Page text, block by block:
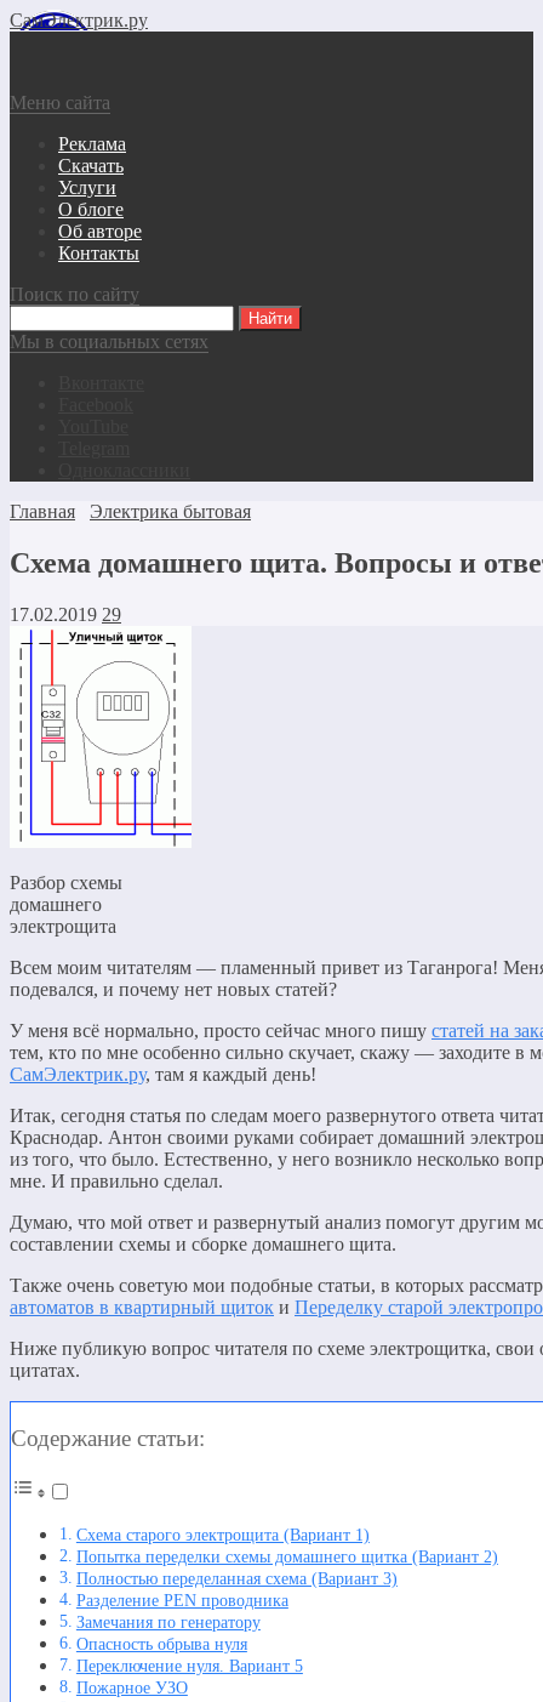
СамЭлектрик.ру
Меню сайта
Реклама
Скачать
Услуги
О блоге
Об авторе
Контакты
Поиск по сайту
Мы в социальных сетях
Главная
Электрика бытовая
Схема домашнего щита. Вопросы и
17.02.2019 29
Разбор схемы
домашнего
электрощита
Всем моим читателям — пламенный привет из Таганрога!
подевался, и почему нет новых статей?
У меня всё нормально, просто сейчас много пишу статей на
тем, кто по мне особенно сильно скучает, скажу — заходите в
СамЭлектрик.ру, там я каждый день!
Итак, сегодня статья по следам моего развернутого ответа
Краснодар. Антон своими руками собирает домашний
из того, что было. Естественно, у него возникло несколько
мне. И правильно сделал.
Думаю, что мой ответ и развернутый анализ помогут другим
составлении схемы и сборке домашнего щита.
Также очень советую мои подобные статьи, в которых
автоматов в квартирный щиток и Переделку старой
Ниже публикую вопрос читателя по схеме электрощитка, свои
цитатах.
Содержание статьи:
Схема старого электрощита (Вариант 1)
Попытка переделки схемы домашнего щитка (Вариант 2)
Полностью переделанная схема (Вариант 3)
Разделение PEN проводника
Замечания по генератору
Опасность обрыва нуля
Переключение нуля. Вариант 5
Пожарное УЗО